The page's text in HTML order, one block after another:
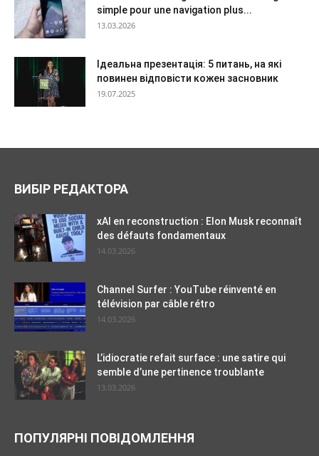
simple pour une navigation plus...
13.03.2026
Ідеальна презентація: 5 питань, на які
повинен відповісти кожен засновник
19.07.2025
ВИБІР РЕДАКТОРА
xAI en reconstruction : Elon Musk reconnaît
des défauts fondamentaux
14.03.2026
Channel Surfer : YouTube réinventé en
télévision par câble rétro
14.03.2026
L’idiocratie refait surface : une satire qui
semble d’une pertinence troublante
13.03.2026
ПОПУЛЯРНІ ПОВІДОМЛЕННЯ